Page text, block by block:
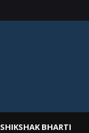
SHIKSHAK BHARTI